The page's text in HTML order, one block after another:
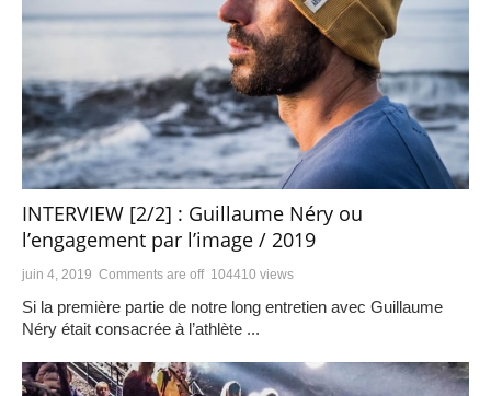
INTERVIEW [2/2] : Guillaume Néry ou
l’engagement par l’image / 2019
juin 4, 2019 Comments are off 104410 views
Si la première partie de notre long entretien avec Guillaume
Néry était consacrée à l’athlète ...